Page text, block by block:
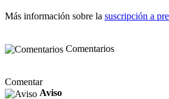
Más información sobre la suscripción a
Comentarios
Comentar
Aviso